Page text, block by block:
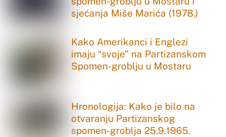
sjećanja Miše Marića (1978.)
Kako Amerikanci i Englezi
imaju “svoje” na Partizanskom
Spomen-groblju u Mostaru
Hronologija: Kako je bilo na
otvaranju Partizanskog
spomen-groblja 25.9.1965.